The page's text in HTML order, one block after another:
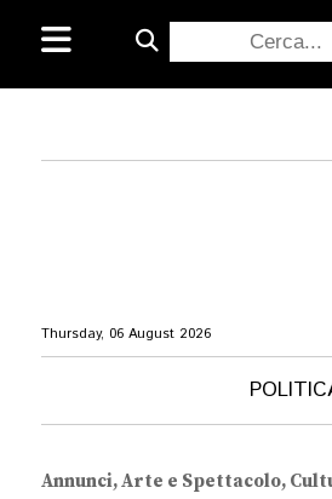
Thursday, 06 August 2026
Annunci, Arte e Spettacolo,